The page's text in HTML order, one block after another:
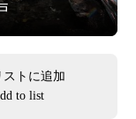
ストに追加
to list